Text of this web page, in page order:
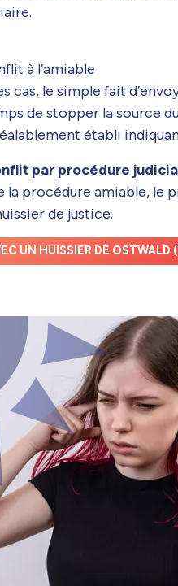
à l’amiable
cas, le simple fait
de stopper la source
établi
par procédure
la procédure amiable,
de justice.
UN HUISSIER DE OSTWALD